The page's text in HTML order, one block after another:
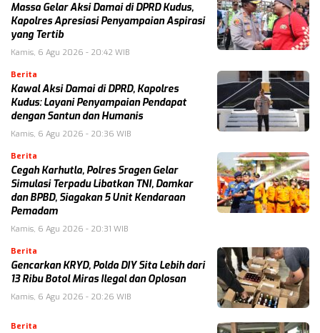
Massa Gelar Aksi Damai di DPRD Kudus,
Kapolres Apresiasi Penyampaian Aspirasi
yang Tertib
Kamis, 6 Agu 2026 - 20:42 WIB
Berita
Kawal Aksi Damai di DPRD, Kapolres
Kudus: Layani Penyampaian Pendapat
dengan Santun dan Humanis
Kamis, 6 Agu 2026 - 20:36 WIB
Berita
Cegah Karhutla, Polres Sragen Gelar
Simulasi Terpadu Libatkan TNI, Damkar
dan BPBD, Siagakan 5 Unit Kendaraan
Pemadam
Kamis, 6 Agu 2026 - 20:31 WIB
Berita
Gencarkan KRYD, Polda DIY Sita Lebih dari
13 Ribu Botol Miras Ilegal dan Oplosan
Kamis, 6 Agu 2026 - 20:26 WIB
Berita